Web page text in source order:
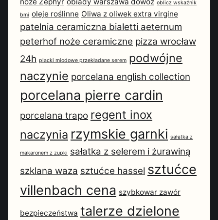
oblicz wskaźnik
bmi oleje roślinne Oliwa z oliwek extra virgine
patelnia ceramiczna bialetti aeternum
peterhof noże ceramiczne pizza wrocław
24h placki miodowe przekładane serem podwójne
naczynie porcelana english collection
porcelana pierre cardin
porcelana trapo regent inox
naczynia rzymskie garnki sałatka z
makaronem z zupki sałatka z selerem i żurawiną
szklana waza sztućce hassel sztućce
villenbach cena szybkowar zawór
bezpieczeństwa talerze dzielone